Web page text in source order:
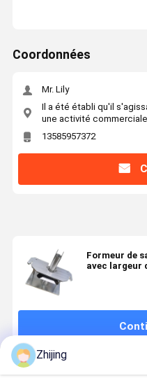
Coordonnées
Mr. Lily
Il a été établi qu'il
une activité
13585957372
Formeur de
avec largeur
Produits
Zhijing